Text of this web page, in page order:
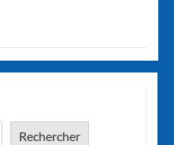
Rechercher